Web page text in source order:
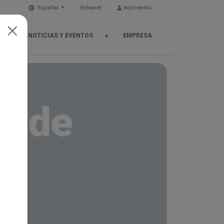
Español Extranet my.inventis
NOTICIAS Y EVENTOS EMPRESA
de